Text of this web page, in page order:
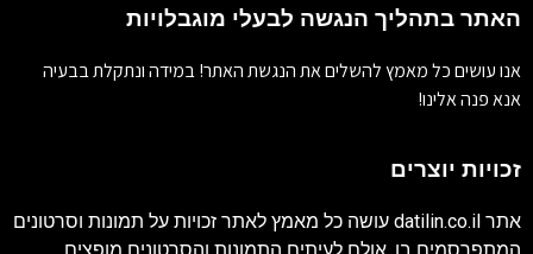
האתר בתהליך הנגשה לבעלי מוגבלויות
אנו עושים כל מאמץ להשלים את הנגשת האתר! במידה ונתקלת בבעיה
אנא פנה אלינו!
זכויות יוצרים
אתר datilin.co.il עושה כל מאמץ לאתר זכויות על תמונות וסרטונים
המתפרסמים בו. אולם לעיתים התמונות והסרטונים מופצים